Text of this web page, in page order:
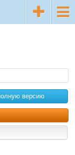
версию